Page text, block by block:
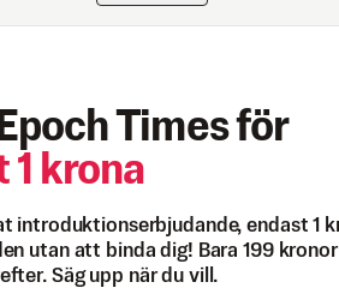
Times för
1 krona
introduktionserbjudande, endast 1
utan att binda dig! Bara 199
Säg upp när du vill.